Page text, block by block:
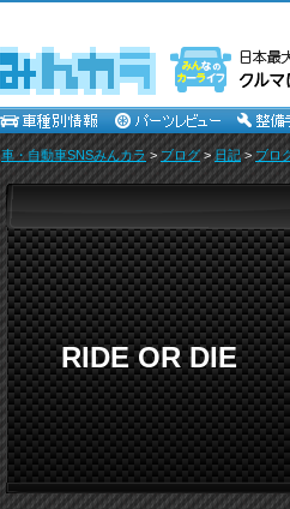
車・自動車SNSみんカラ>ブログ>日記>ブロ
RIDE OR DIE